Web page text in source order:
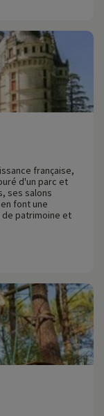
française,
d'un parc et
ses salons
font une
patrimoine et